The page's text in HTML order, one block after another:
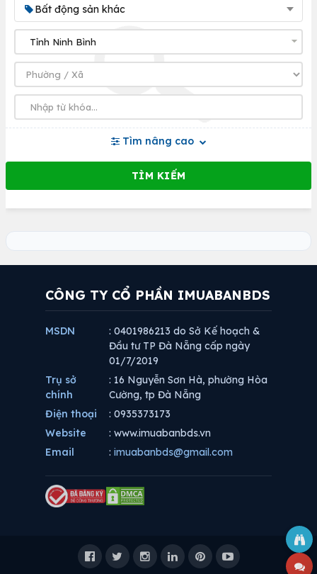
Bất động sản khác
Tìm nâng cao
CÔNG TY CỔ PHẦN IMUABANBDS
MSDN
: 0401986213 do Sở Kế hoạch &
Đầu tư TP Đà Nẵng cấp ngày
01/7/2019
Trụ sở
chính
: 16 Nguyễn Sơn Hà, phường Hòa
Cường, tp Đà Nẵng
Điện thoại
: 0935373173
Website
: www.imuabanbds.vn
Email
: imuabanbds@gmail.com